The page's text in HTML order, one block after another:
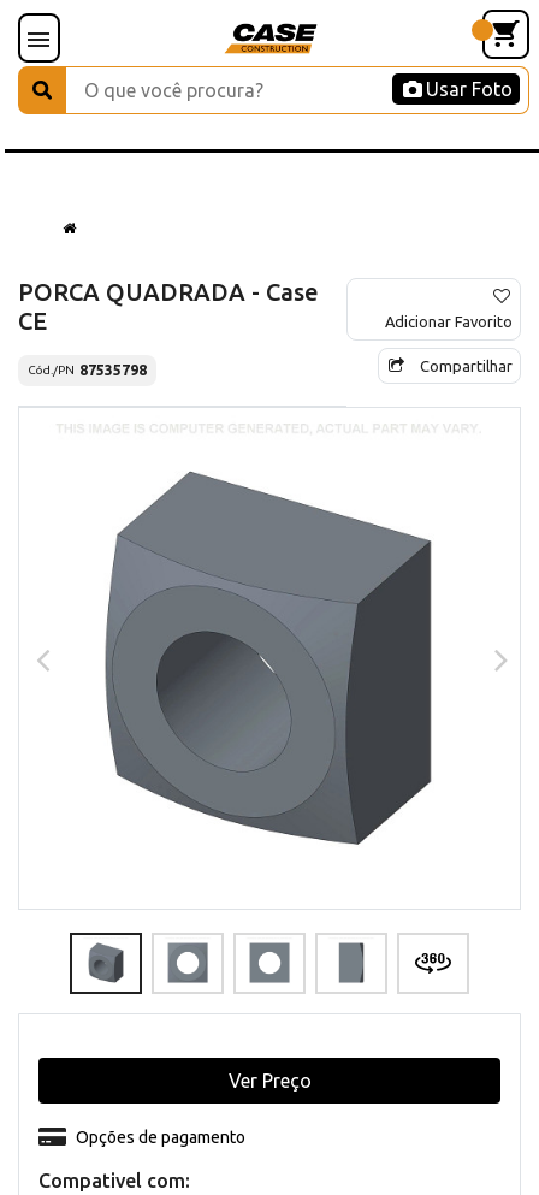
Usar Foto
PORCA QUADRADA - Case
CE
Cód./PN 87535798
Adicionar Favorito
Compartilhar
Compativel com:
Opções de pagamento
Ver Preço